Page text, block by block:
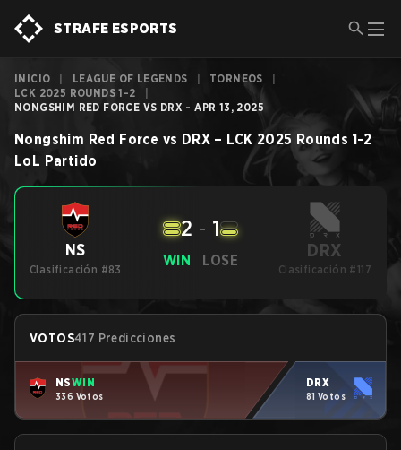
STRAFE ESPORTS
INICIO LEAGUE OF LEGENDS TORNEOS
LCK 2025 ROUNDS 1-2
NONGSHIM RED FORCE VS DRX - APR 13, 2025
Nongshim Red Force vs DRX – LCK 2025 Rounds 1-2
LoL Partido
NS
Clasificación #83
WIN
2 - 1
LOSE DRX
Clasificación #117
VOTOS417 Predicciones
NSWIN
336 Votos
DRX
81 Votos